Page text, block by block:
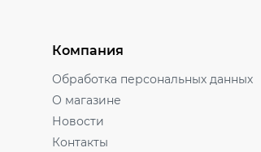
Компания
Обработка персональных данных
О магазине
Новости
Контакты